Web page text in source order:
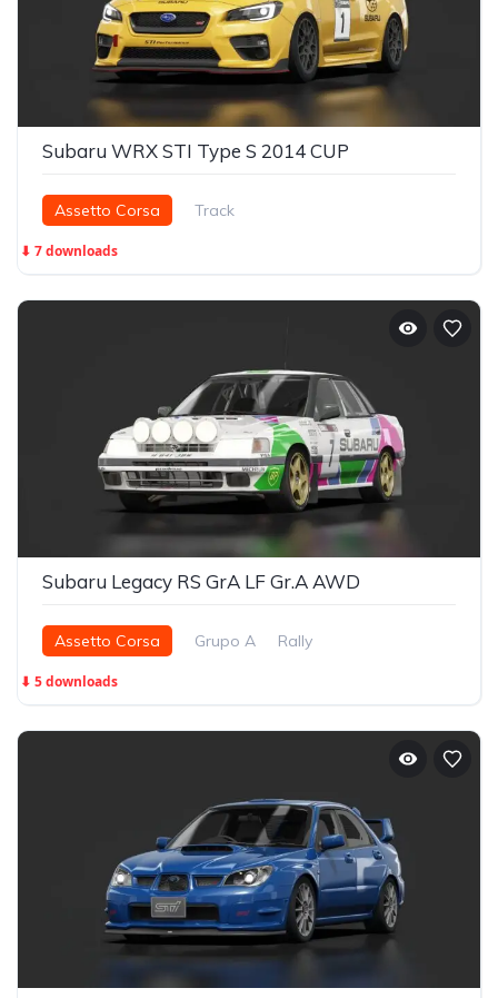
Subaru WRX STI Type S 2014 CUP
Assetto Corsa Track
⬇ 7 downloads
Subaru Legacy RS GrA LF Gr.A AWD
Assetto Corsa Grupo A Rally
⬇ 5 downloads